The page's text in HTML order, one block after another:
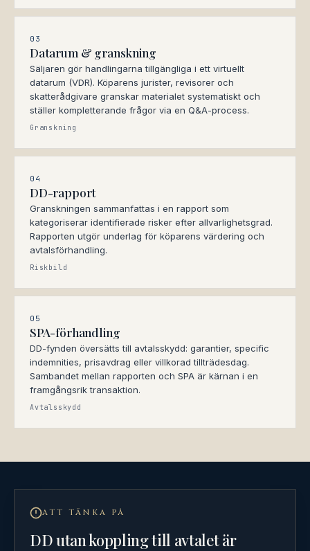
03
Datarum & granskning
Säljaren gör handlingarna tillgängliga i ett virtuellt
datarum (VDR). Köparens jurister, revisorer och
skatterådgivare granskar materialet systematiskt och
ställer kompletterande frågor via en Q&A-process.
Granskning
04
DD-rapport
Granskningen sammanfattas i en rapport som
kategoriserar identifierade risker efter allvarlighetsgrad.
Rapporten utgör underlag för köparens värdering och
avtalsförhandling.
Riskbild
05
SPA-förhandling
DD-fynden översätts till avtalsskydd: garantier, specific
indemnities, prisavdrag eller villkorad tillträdesdag.
Sambandet mellan rapporten och SPA är kärnan i en
framgångsrik transaktion.
Avtalsskydd
ATT TÄNKA PÅ
DD utan koppling till avtalet är